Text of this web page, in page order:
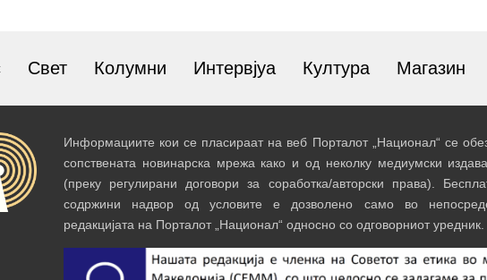
Свет Колумни Интервјуа Култура Магазин
Информациите кои се пласираат на веб Порталот „Национал“ се
сопствената новинарска мрежа како и од неколку медиумски
(преку регулирани договори за соработка/авторски права).
содржини надвор од условите е дозволено само во
редакцијата на Порталот „Национал“ односно со одговорниот уредник.